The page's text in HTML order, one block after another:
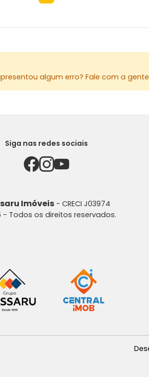
algum erro? Fale com a
Siga nas redes sociais
Imóveis - CRECI J03974
- Todos os direitos reservados.